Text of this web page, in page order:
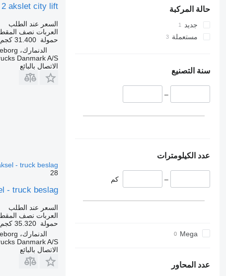
حالة المركبة
جديد
مستعملة
سنة التصنيع
–
عدد الكيلومترات
– كم
Mega
عدد المحاور
2 akslet city lift
السعر عند الطلب
العربات نصف
حمولة 31.400 كجم
الدنمارك، Silkeborg
Danmark A/S
الاتصال بالبائع
- truck beslag
28
- truck beslag
السعر عند الطلب
العربات نصف
حمولة 35.320 كجم
الدنمارك، Silkeborg
Danmark A/S
الاتصال بالبائع